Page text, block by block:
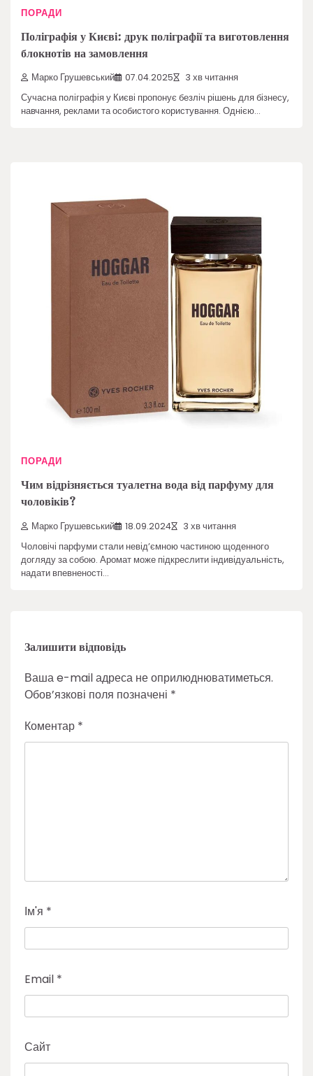
ПОРАДИ
Поліграфія у Києві: друк поліграфії та виготовлення
блокнотів на замовлення
Марко Грушевський 07.04.2025 3 хв читання
Сучасна поліграфія у Києві пропонує безліч рішень для бізнесу,
навчання, реклами та особистого користування. Однією…
ПОРАДИ
Чим відрізняється туалетна вода від парфуму для
чоловіків?
Марко Грушевський 18.09.2024 3 хв читання
Чоловічі парфуми стали невід’ємною частиною щоденного
догляду за собою. Аромат може підкреслити індивідуальність,
надати впевненості…
Залишити відповідь
Ваша e-mail адреса не оприлюднюватиметься.
Обов’язкові поля позначені *
Коментар *
Ім'я *
Email *
Сайт